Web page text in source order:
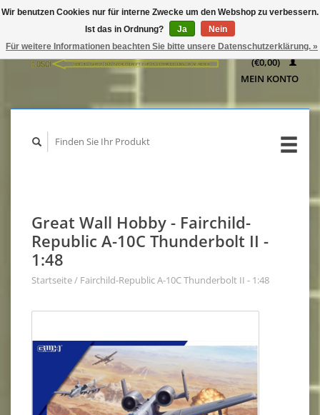
WARENKORB
(€0,00)
MEIN KONTO
Great Wall Hobby - Fairchild-
Republic A-10C Thunderbolt II -
1:48
Startseite/ Fairchild-Republic A-10C Thunderbolt II - 1:48
Wir benutzen Cookies nur für interne Zwecke um den Webshop zu verbessern.
Ist das in Ordnung?
Ja
Nein
Für weitere Informationen beachten Sie bitte unsere Datenschutzerklärung. »